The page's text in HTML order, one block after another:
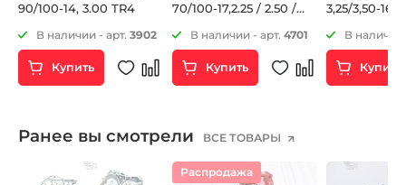
90/100-14, 3.00 TR4
В наличии - арт. 3902
Купить
70/100-17,2.25 / 2.50 /
В наличии - арт. 4701
Купить
3,25/3,50-16
В наличии
Купить
Ранее вы смотрели ВСЕ ТОВАРЫ
Распродажа